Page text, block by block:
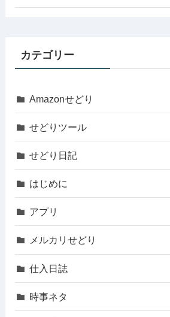
カテゴリー
Amazonせどり
せどりツール
せどり日記
はじめに
アプリ
メルカリせどり
仕入日誌
時事ネタ